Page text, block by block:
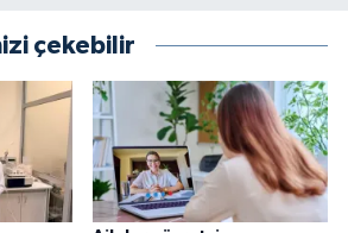
çekebilir